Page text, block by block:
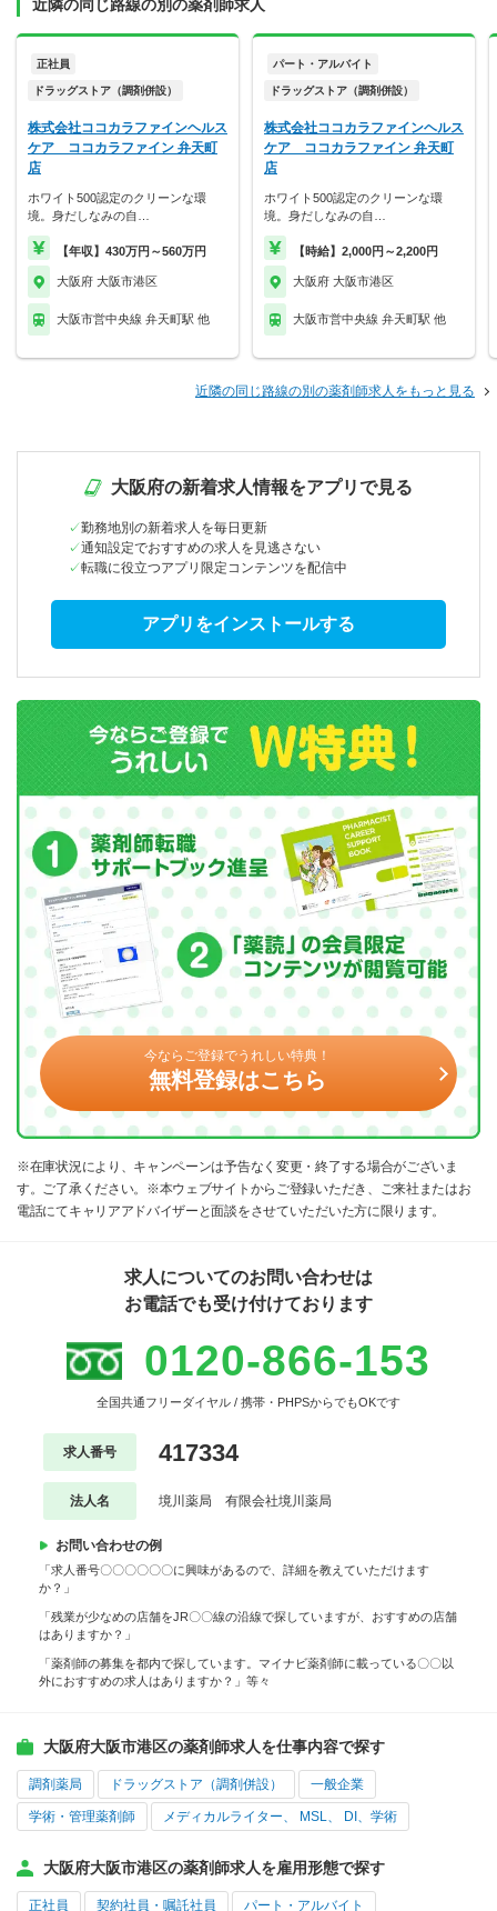
近隣の同じ路線の別の薬剤師求人
正社員
ドラッグストア（調剤併設）
株式会社ココカラファインヘルス
ケア ココカラファイン 弁天町
店
ホワイト500認定のクリーンな環
境。身だしなみの自…
【年収】430万円～560万円
大阪府 大阪市港区
大阪市営中央線 弁天町駅 他
パート・アルバイト
ドラッグストア（調剤併設）
株式会社ココカラファインヘルス
ケア ココカラファイン 弁天町
店
ホワイト500認定のクリーンな環
境。身だしなみの自…
【時給】2,000円～2,200円
大阪府 大阪市港区
大阪市営中央線 弁天町駅 他
近隣の同じ路線の別の薬剤師求人をもっと見る
大阪府の新着求人情報をアプリで見る
勤務地別の新着求人を毎日更新
通知設定でおすすめの求人を見逃さない
転職に役立つアプリ限定コンテンツを配信中
アプリをインストールする
今ならご登録でうれしい特典！
無料登録はこちら
※在庫状況により、キャンペーンは予告なく変更・終了する場合がございま
す。ご了承ください。※本ウェブサイトからご登録いただき、ご来社またはお
電話にてキャリアアドバイザーと面談をさせていただいた方に限ります。
求人についてのお問い合わせは
お電話でも受け付けております
0120-866-153
全国共通フリーダイヤル / 携帯・PHPSからでもOKです
求人番号 417334
法人名 境川薬局 有限会社境川薬局
お問い合わせの例
「求人番号〇〇〇〇〇〇に興味があるので、詳細を教えていただけます
か？」
「残業が少なめの店舗をJR〇〇線の沿線で探していますが、おすすめの店舗
はありますか？」
「薬剤師の募集を都内で探しています。マイナビ薬剤師に載っている〇〇以
外におすすめの求人はありますか？」等々
大阪府大阪市港区の薬剤師求人を仕事内容で探す
調剤薬局 ドラッグストア（調剤併設） 一般企業
学術・管理薬剤師 メディカルライター、 MSL、 DI、学術
大阪府大阪市港区の薬剤師求人を雇用形態で探す
正社員 契約社員・嘱託社員 パート・アルバイト